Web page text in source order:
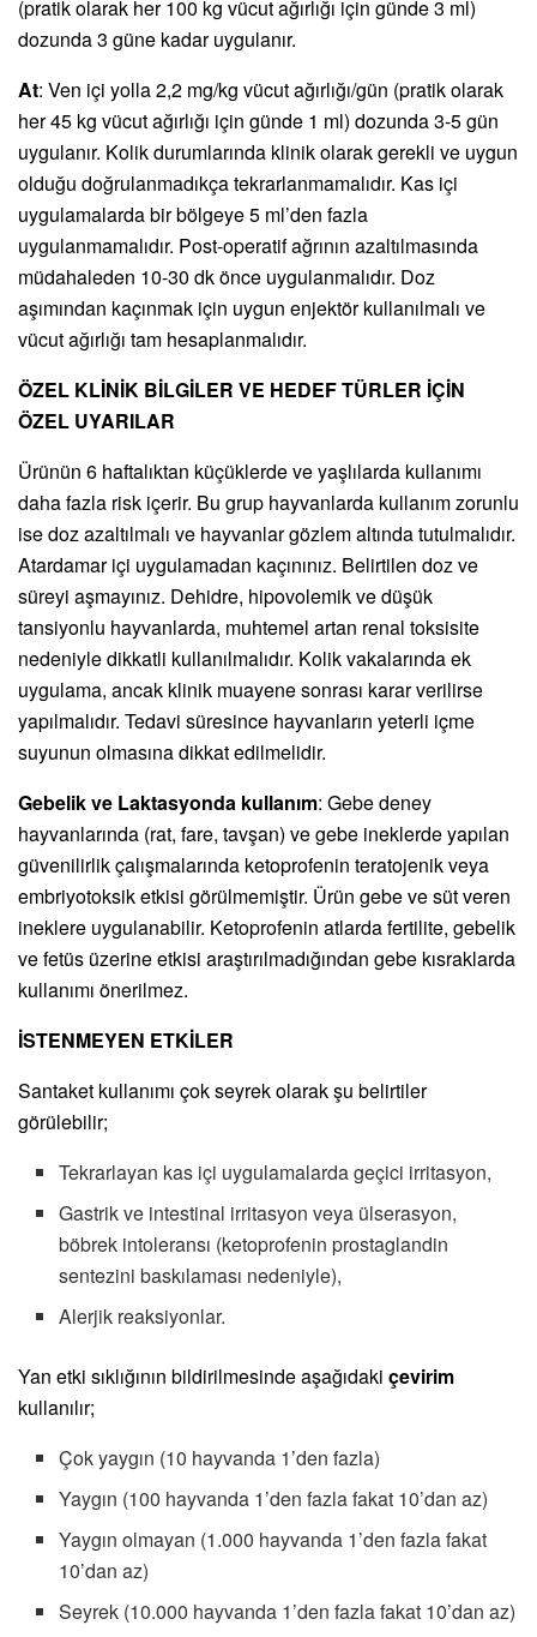
(pratik olarak her 100 kg vücut ağırlığı için günde 3 ml)
dozunda 3 güne kadar uygulanır.
At: Ven içi yolla 2,2 mg/kg vücut ağırlığı/gün (pratik olarak
her 45 kg vücut ağırlığı için günde 1 ml) dozunda 3-5 gün
uygulanır. Kolik durumlarında klinik olarak gerekli ve uygun
olduğu doğrulanmadıkça tekrarlanmamalıdır. Kas içi
uygulamalarda bir bölgeye 5 ml’den fazla
uygulanmamalıdır. Post-operatif ağrının azaltılmasında
müdahaleden 10-30 dk önce uygulanmalıdır. Doz
aşımından kaçınmak için uygun enjektör kullanılmalı ve
vücut ağırlığı tam hesaplanmalıdır.
ÖZEL KLİNİK BİLGİLER VE HEDEF TÜRLER İÇİN
ÖZEL UYARILAR
Ürünün 6 haftalıktan küçüklerde ve yaşlılarda kullanımı
daha fazla risk içerir. Bu grup hayvanlarda kullanım zorunlu
ise doz azaltılmalı ve hayvanlar gözlem altında tutulmalıdır.
Atardamar içi uygulamadan kaçınınız. Belirtilen doz ve
süreyi aşmayınız. Dehidre, hipovolemik ve düşük
tansiyonlu hayvanlarda, muhtemel artan renal toksisite
nedeniyle dikkatli kullanılmalıdır. Kolik vakalarında ek
uygulama, ancak klinik muayene sonrası karar verilirse
yapılmalıdır. Tedavi süresince hayvanların yeterli içme
suyunun olmasına dikkat edilmelidir.
Gebelik ve Laktasyonda kullanım: Gebe deney
hayvanlarında (rat, fare, tavşan) ve gebe ineklerde yapılan
güvenilirlik çalışmalarında ketoprofenin teratojenik veya
embriyotoksik etkisi görülmemiştir. Ürün gebe ve süt veren
ineklere uygulanabilir. Ketoprofenin atlarda fertilite, gebelik
ve fetüs üzerine etkisi araştırılmadığından gebe kısraklarda
kullanımı önerilmez.
İSTENMEYEN ETKİLER
Santaket kullanımı çok seyrek olarak şu belirtiler
görülebilir;
Tekrarlayan kas içi uygulamalarda geçici irritasyon,
Gastrik ve intestinal irritasyon veya ülserasyon,
böbrek intoleransı (ketoprofenin prostaglandin
sentezini baskılaması nedeniyle),
Alerjik reaksiyonlar.
Yan etki sıklığının bildirilmesinde aşağıdaki çevirim
kullanılır;
Çok yaygın (10 hayvanda 1’den fazla)
Yaygın (100 hayvanda 1’den fazla fakat 10’dan az)
Yaygın olmayan (1.000 hayvanda 1’den fazla fakat
10’dan az)
Seyrek (10.000 hayvanda 1’den fazla fakat 10’dan az)